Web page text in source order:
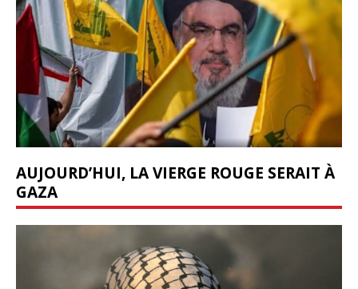
AUJOURD’HUI, LA VIERGE ROUGE SERAIT À
GAZA